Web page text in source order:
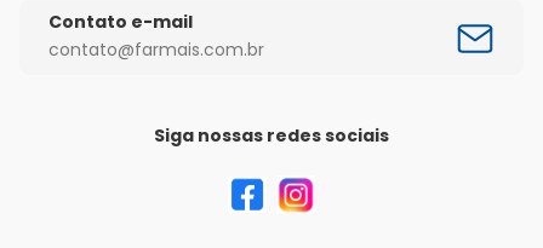
Contato e-mail
contato@farmais.com.br
Siga nossas redes sociais